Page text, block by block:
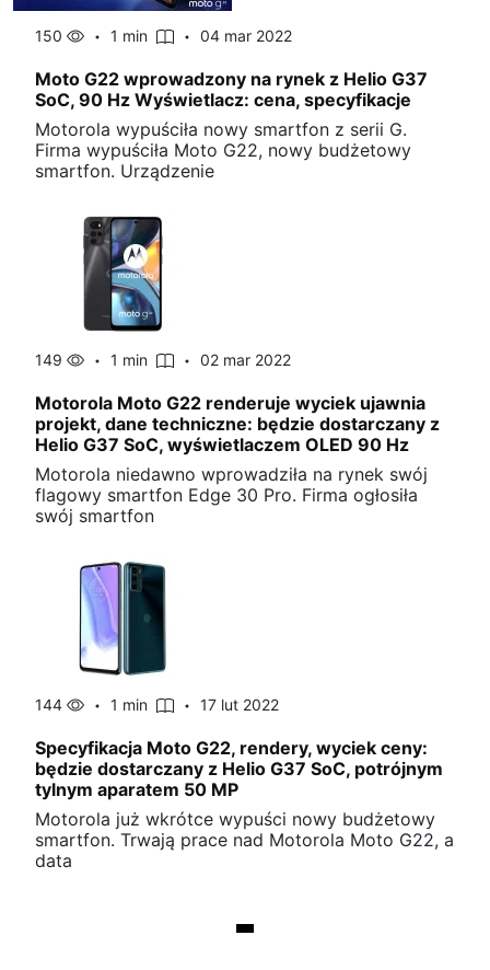
150 1 min 04 mar 2022
Moto G22 wprowadzony na rynek z Helio G37
SoC, 90 Hz Wyświetlacz: cena, specyfikacje
Motorola wypuściła nowy smartfon z serii G.
Firma wypuściła Moto G22, nowy budżetowy
smartfon. Urządzenie
149 1 min 02 mar 2022
Motorola Moto G22 renderuje wyciek ujawnia
projekt, dane techniczne: będzie dostarczany z
Helio G37 SoC, wyświetlaczem OLED 90 Hz
Motorola niedawno wprowadziła na rynek swój
flagowy smartfon Edge 30 Pro. Firma ogłosiła
swój smartfon
144 1 min 17 lut 2022
Specyfikacja Moto G22, rendery, wyciek ceny:
będzie dostarczany z Helio G37 SoC, potrójnym
tylnym aparatem 50 MP
Motorola już wkrótce wypuści nowy budżetowy
smartfon. Trwają prace nad Motorola Moto G22, a
data